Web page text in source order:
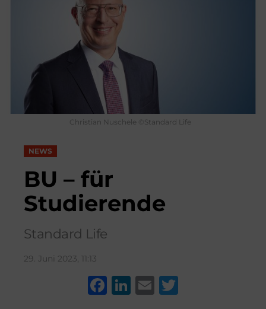
Christian Nuschele ©Standard Life
NEWS
BU – für
Studierende
Standard Life
29. Juni 2023, 11:13
F
Li
E